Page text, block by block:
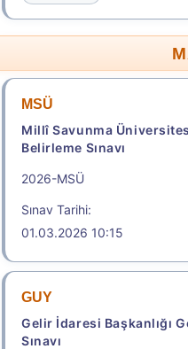
.2026-DGS
Sonuç Tarihi:
MSÜ
Millî Savunma
Belirleme Sınavı
2026-MSÜ
Sınav Tarihi:
01.03.2026 10:15
GUY
Gelir İdaresi Başkanlığı
Sınavı